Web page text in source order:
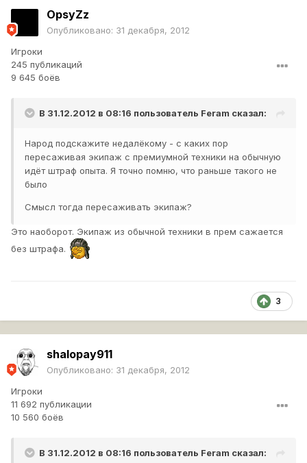
OpsyZz
Опубликовано: 31 декабря, 2012
Игроки
245 публикаций
9 645 боёв
В 31.12.2012 в 08:16 пользователь Feram сказал:
Народ подскажите недалёкому - с каких пор
пересаживая экипаж с премиумной техники на обычную
идёт штраф опыта. Я точно помню, что раньше такого не
было
Смысл тогда пересаживать экипаж?
Это наоборот. Экипаж из обычной техники в прем сажается
без штрафа.
3
shalopay911
Опубликовано: 31 декабря, 2012
Игроки
11 692 публикации
10 560 боёв
В 31.12.2012 в 08:16 пользователь Feram сказал: